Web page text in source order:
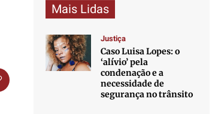
Mais Lidas
Justiça
Caso Luisa Lopes: o
‘alívio’ pela
condenação e a
necessidade de
segurança no trânsito